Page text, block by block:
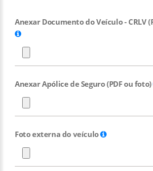
Anexar Documento do Veículo - CRLV
Anexar Apólice de Seguro (PDF ou foto)
Foto externa do veículo